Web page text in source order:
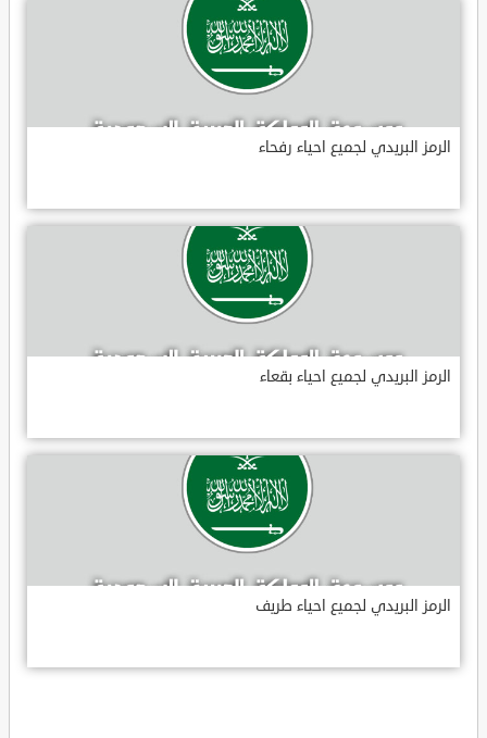
الرمز البريدي لجميع احياء رفحاء
الرمز البريدي لجميع احياء بقعاء
الرمز البريدي لجميع احياء طريف